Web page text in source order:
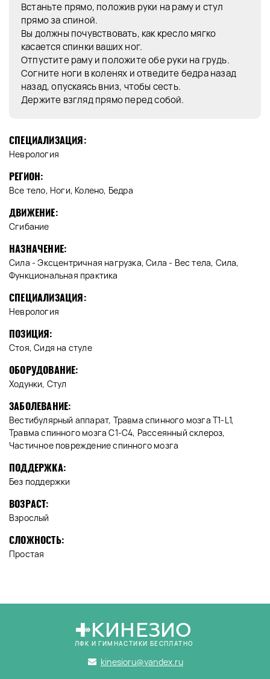
Встаньте прямо, положив руки на раму и стул
прямо за спиной.
Вы должны почувствовать, как кресло мягко
касается спинки ваших ног.
Отпустите раму и положите обе руки на грудь.
Согните ноги в коленях и отведите бедра назад
назад, опускаясь вниз, чтобы сесть.
Держите взгляд прямо перед собой.
СПЕЦИАЛИЗАЦИЯ:
Неврология
РЕГИОН:
Все тело, Ноги, Колено, Бедра
ДВИЖЕНИЕ:
Сгибание
НАЗНАЧЕНИЕ:
Сила - Эксцентричная нагрузка, Сила - Вес тела, Сила,
Функциональная практика
СПЕЦИАЛИЗАЦИЯ:
Неврология
ПОЗИЦИЯ:
Стоя, Сидя на стуле
ОБОРУДОВАНИЕ:
Ходунки, Стул
ЗАБОЛЕВАНИЕ:
Вестибулярный аппарат, Травма спинного мозга T1-L1,
Травма спинного мозга C1-C4, Рассеянный склероз,
Частичное повреждение спинного мозга
ПОДДЕРЖКА:
Без поддержки
ВОЗРАСТ:
Взрослый
СЛОЖНОСТЬ:
Простая
КИНЕЗИО
ЛФК И ГИМНАСТИКИ БЕСПЛАТНО
kinesioru@yandex.ru